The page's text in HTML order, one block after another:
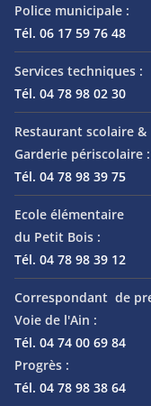
Police municipale :
Tél. 06 17 59 76 48
Services techniques :
Tél. 04 78 98 02 30
Restaurant scolaire &
Garderie périscolaire :
Tél. 04 78 98 39 75
Ecole élémentaire
du Petit Bois :
Tél. 04 78 98 39 12
Correspondant de
Voie de l'Ain :
Tél. 04 74 00 69 84
Progrès :
Tél. 04 78 98 38 64